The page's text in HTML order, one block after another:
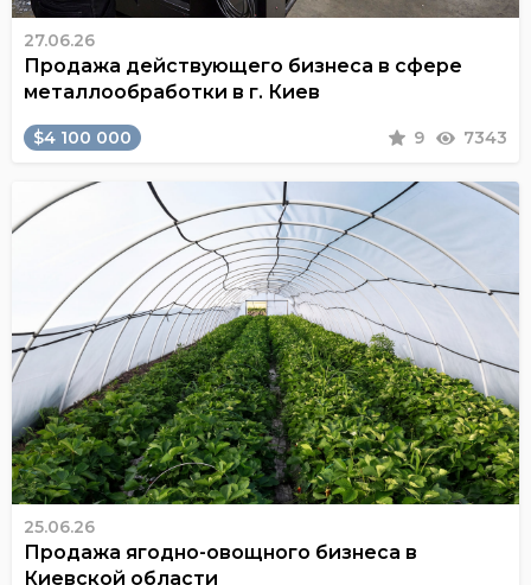
27.06.26
Продажа действующего бизнеса в сфере
металлообработки в г. Киев
$4 100 000 9 7343
25.06.26
Продажа ягодно-овощного бизнеса в
Киевской области